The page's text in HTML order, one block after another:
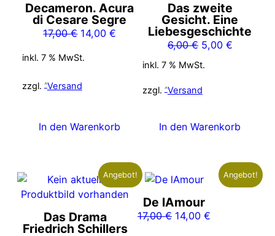
Decameron. Acura
di Cesare Segre
17,00€ Ursprünglicher
war:
14,00€ Aktueller
inkl. 7 % MwSt.
zzgl. Versand
In den Warenkorb
Das zweite
Gesicht. Eine
Liebesgeschichte
6,00€ Ursprünglicher
Preis
6,00 €
5,00 €Aktueller
inkl. 7 % MwSt.
zzgl. Versand
In den Warenkorb
Angebot!
Das Drama
Friedrich Schillers
Angebot!
De lAmour
17,00€ Ursprünglicher
14,00 €